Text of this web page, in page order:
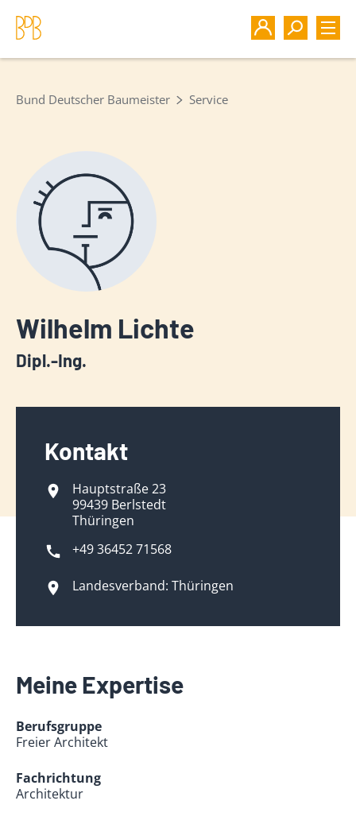
Bund Deutscher Baumeister Service
Wilhelm Lichte
Dipl.-Ing.
Kontakt
Hauptstraße 23
99439 Berlstedt
Thüringen
+49 36452 71568
Landesverband: Thüringen
Meine Expertise
Berufsgruppe
Freier Architekt
Fachrichtung
Architektur